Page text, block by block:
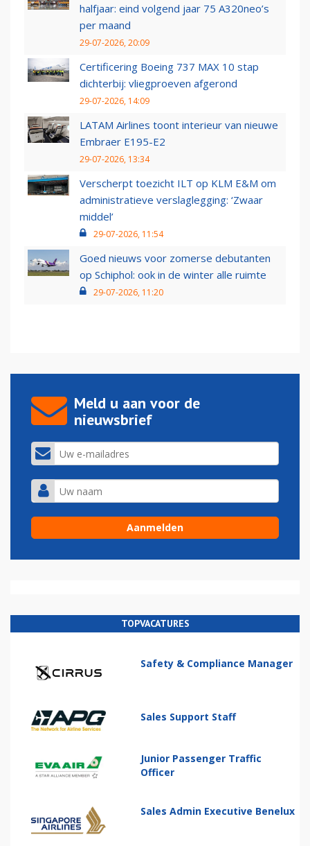
halfjaar: eind volgend jaar 75 A320neo’s
per maand
29-07-2026, 20:09
Certificering Boeing 737 MAX 10 stap
dichterbij: vliegproeven afgerond
29-07-2026, 14:09
LATAM Airlines toont interieur van nieuwe
Embraer E195-E2
29-07-2026, 13:34
Verscherpt toezicht ILT op KLM E&M om
administratieve verslaglegging: ‘Zwaar
middel’
29-07-2026, 11:54
Goed nieuws voor zomerse debutanten
op Schiphol: ook in de winter alle ruimte
29-07-2026, 11:20
Meld u aan voor de
nieuwsbrief
TOPVACATURES
Safety & Compliance Manager
Sales Support Staff
Junior Passenger Traffic
Officer
Sales Admin Executive Benelux